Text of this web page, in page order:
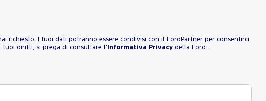
I tuoi dati potranno essere condivisi con il FordPartner per consentirci
tuoi diritti, si prega di consultare l' Informativa Privacy della Ford.